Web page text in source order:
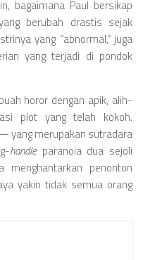
bagaimana Paul bersikap
berubah drastis sejak
yang “abnormal,” juga
yang terjadi di pondok
horor dengan apik, alih-
plot yang telah kokoh.
yang merupakan sutradara
handleparanoia dua sejoli
penonton
yakin tidak semua orang